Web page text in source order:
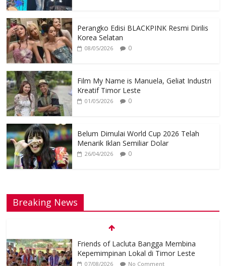
Perangko Edisi BLACKPINK Resmi Dirilis
Korea Selatan
08/05/2026 0
Film My Name is Manuela, Geliat Industri
Kreatif Timor Leste
01/05/2026 0
Belum Dimulai World Cup 2026 Telah
Menarik Iklan Semiliar Dolar
26/04/2026 0
Breaking News
Friends of Lacluta Bangga Membina
Kepemimpinan Lokal di Timor Leste
07/08/2026 No Comment